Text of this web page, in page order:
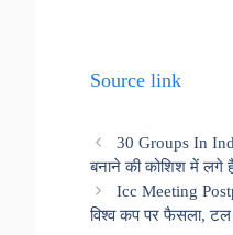
Source link
30 Groups In
बनाने की कोशिश में लगे
Icc Meeting
विश्व कप पर फैसला,